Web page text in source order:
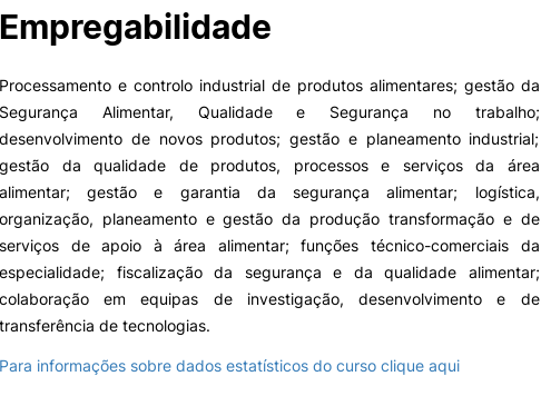
Empregabilidade
Processamento e controlo industrial de produtos alimentares; gestão da
Segurança Alimentar, Qualidade e Segurança no trabalho;
desenvolvimento de novos produtos; gestão e planeamento industrial;
gestão da qualidade de produtos, processos e serviços da área
alimentar; gestão e garantia da segurança alimentar; logística,
organização, planeamento e gestão da produção transformação e de
serviços de apoio à área alimentar; funções técnico-comerciais da
especialidade; fiscalização da segurança e da qualidade alimentar;
colaboração em equipas de investigação, desenvolvimento e de
transferência de tecnologias.
Para informações sobre dados estatísticos do curso clique aqui